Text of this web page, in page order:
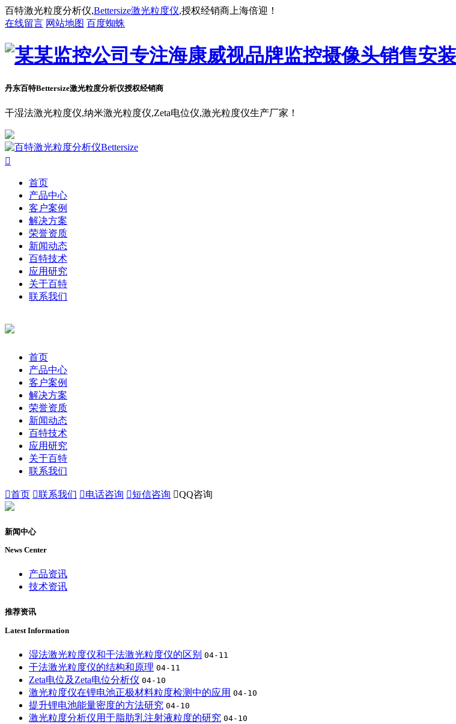
百特激光粒度分析仪,Bettersize激光粒度仪,授权经销商上海倍迎！
在线留言 网站地图 百度蜘蛛
丹东百特Bettersize激光粒度分析仪授权经销商
干湿法激光粒度仪,纳米激光粒度仪,Zeta电位仪,激光粒度仪生产厂家！

首页
产品中心
客户案例
解决方案
荣誉资质
新闻动态
百特技术
应用研究
关于百特
联系我们
首页
产品中心
客户案例
解决方案
荣誉资质
新闻动态
百特技术
应用研究
关于百特
联系我们
首页 联系我们 电话咨询 短信咨询 QQ咨询
新闻中心
News Center
产品资讯
技术资讯
推荐资讯
Latest Information
湿法激光粒度仪和干法激光粒度仪的区别 04-11
干法激光粒度仪的结构和原理 04-11
Zeta电位及Zeta电位分析仪 04-10
激光粒度仪在锂电池正极材料粒度检测中的应用 04-10
提升锂电池能量密度的方法研究 04-10
激光粒度分析仪用于脂肪乳注射液粒度的研究 04-10